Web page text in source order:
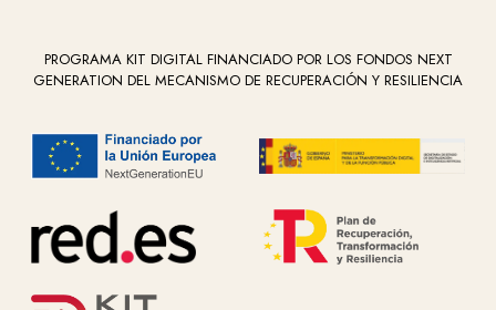
PROGRAMA KIT DIGITAL FINANCIADO POR LOS FONDOS NEXT
GENERATION DEL MECANISMO DE RECUPERACIÓN Y RESILIENCIA